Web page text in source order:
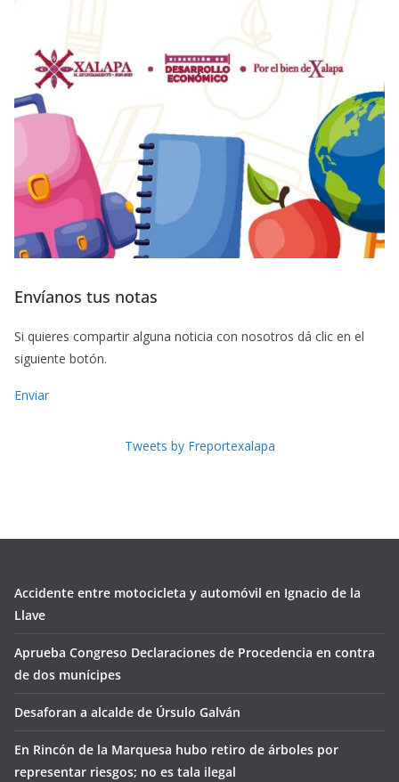
Envíanos tus notas
Si quieres compartir alguna noticia con nosotros dá clic en el
siguiente botón.
Enviar
Tweets by Freportexalapa
Accidente entre motocicleta y automóvil en Ignacio de la
Llave
Aprueba Congreso Declaraciones de Procedencia en contra
de dos munícipes
Desaforan a alcalde de Úrsulo Galván
En Rincón de la Marquesa hubo retiro de árboles por
representar riesgos; no es tala ilegal